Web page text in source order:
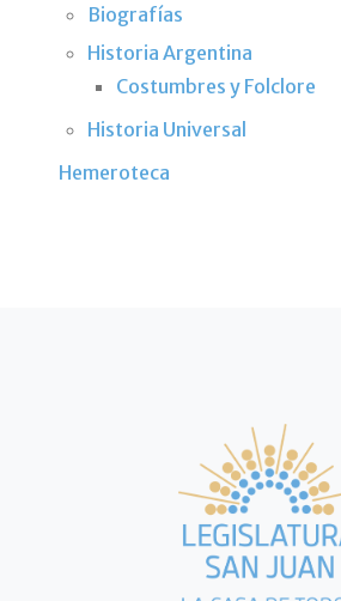
Biografías
Historia Argentina
Costumbres y Folclore
Historia Universal
Hemeroteca